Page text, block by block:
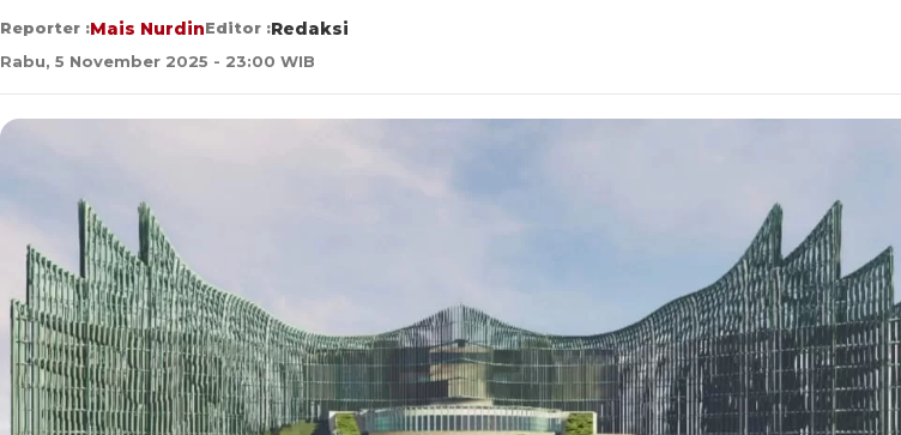
Reporter :Mais NurdinEditor :Redaksi
Rabu, 5 November 2025 - 23:00 WIB